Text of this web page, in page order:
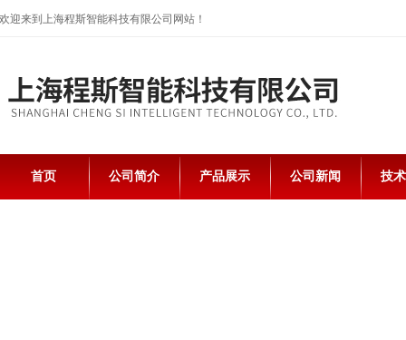
欢迎来到上海程斯智能科技有限公司网站！
首页 公司简介 产品展示 公司新闻 技